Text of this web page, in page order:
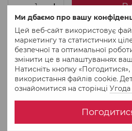
Ми дбаємо про вашу
Цей веб-сайт використовує
маркетингу та статистичних
безпечної та оптимальної
змінити це в налаштуваннях
Натисніть кнопку
використання файлів cookie.
ознайомитися на сторінці Угода
В
Придбати в 1
До обраного